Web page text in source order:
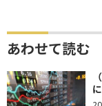
あわせて読む